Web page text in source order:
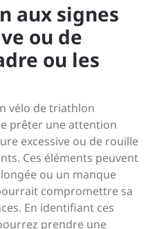
aux signes
ou de
ou les
vélo de triathlon
prêter une attention
excessive ou de rouille
Ces éléments peuvent
ou un manque
compromettre sa
En identifiant ces
prendre une